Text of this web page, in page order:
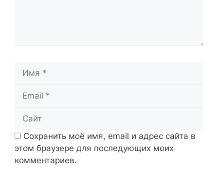
Сохранить моё имя, email и адрес сайта в
этом браузере для последующих моих
комментариев.